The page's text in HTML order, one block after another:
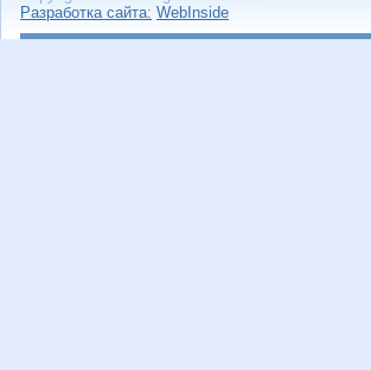
Разработка сайта: WebInside